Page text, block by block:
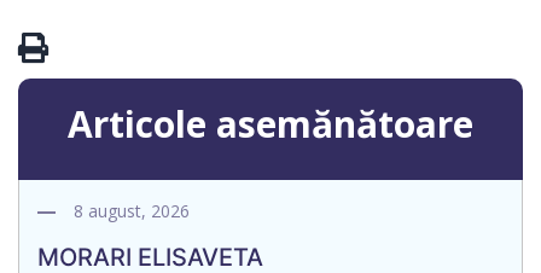
Articole asemănătoare
8 august, 2026
MORARI ELISAVETA